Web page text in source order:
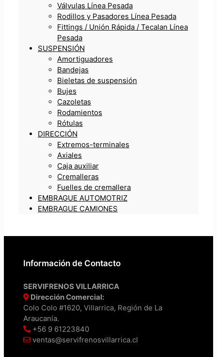
Válvulas Línea Pesada
Rodillos y Pasadores Línea Pesada
Fittings / Unión Rápida / Tecalan Línea
Pesada
SUSPENSIÓN
Amortiguadores
Bandejas
Bieletas de suspensión
Bujes
Cazoletas
Rodamientos
Rótulas
DIRECCIÓN
Extremos-terminales
Axiales
Caja auxiliar
Cremalleras
Fuelles de cremallera
EMBRAGUE AUTOMOTRIZ
EMBRAGUE CAMIONES
Información de Contacto
SERVIFRENOS VILLARRICA
Dirección Comercial:
Colo Colo #1620, Villarrica, Región de La
Araucanía.
+56 9 61223840
ventas@servifrenosvillarrica.cl